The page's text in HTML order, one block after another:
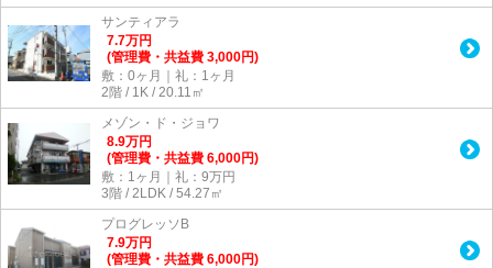
サンティアラ
7.7万円
(管理費・共益費 3,000円)
敷：0ヶ月｜礼：1ヶ月
2階 / 1K / 20.11㎡
メゾン・ド・ジョワ
8.9万円
(管理費・共益費 6,000円)
敷：1ヶ月｜礼：9万円
3階 / 2LDK / 54.27㎡
プログレッソB
7.9万円
(管理費・共益費 6,000円)